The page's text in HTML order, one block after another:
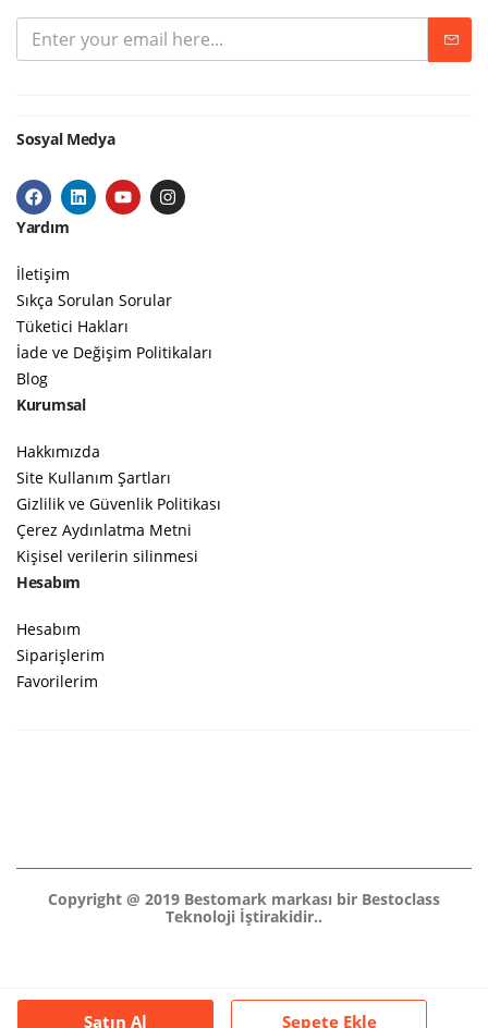
Satın Al Sepete Ekle
Sosyal Medya
Yardım
İletişim
Sıkça Sorulan Sorular
Tüketici Hakları
İade ve Değişim Politikaları
Blog
Kurumsal
Hakkımızda
Site Kullanım Şartları
Gizlilik ve Güvenlik Politikası
Çerez Aydınlatma Metni
Kişisel verilerin silinmesi
Hesabım
Hesabım
Siparişlerim
Favorilerim
Copyright @ 2019 Bestomark markası bir Bestoclass
Teknoloji İştirakidir..